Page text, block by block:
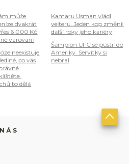
může
dvakrát
6 000 Kč
varování
neexistuje
co vás
to dělá
Kamaru Usman vládl
velteru. Jeden kop změnil
další roky jeho kariéry
Šampion UFC se pustil do
Ameriky. Servítky si
nebral